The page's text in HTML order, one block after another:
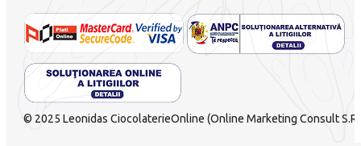
© 2025 Leonidas CiocolaterieOnline (Online Marketing Consult